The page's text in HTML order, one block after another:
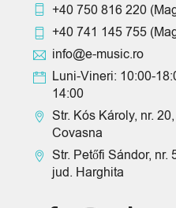
+40 750 816 220
+40 741 145 755
info@e-music.ro
Luni-Vineri: 10:00-
14:00
Str. Kós Károly, nr.
Covasna
Str. Petőfi Sándor, nr.
jud. Harghita